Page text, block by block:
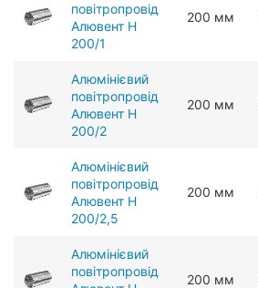
повітропровід
Алювент Н
200/1
200 мм
Алюмінієвий
повітропровід
Алювент Н
200/2
200 мм
Алюмінієвий
повітропровід
Алювент Н
200/2,5
200 мм
Алюмінієвий
повітропровід
200 мм